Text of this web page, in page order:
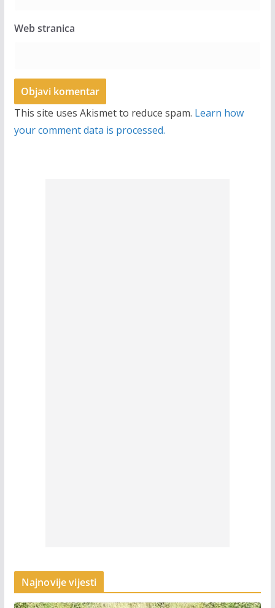
Web stranica
This site uses Akismet to reduce spam. Learn how
your comment data is processed.
Najnovije vijesti